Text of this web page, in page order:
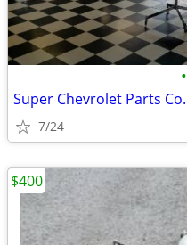
•
Super Chevrolet Parts Co.
7/24
$400